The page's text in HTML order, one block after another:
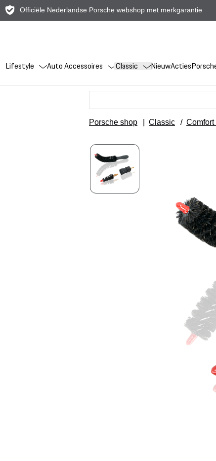
Officiële Nederlandse Porsche webshop met merkgarantie
Lifestyle Auto Accessoires Classic NieuwActies
Porsche shop Classic / Comfort